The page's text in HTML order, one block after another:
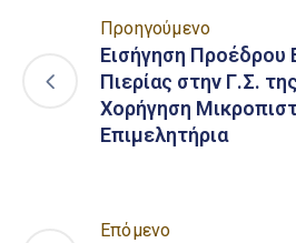
Προηγούμενο
Εισήγηση Προέδρου
Πιερίας στην Γ.Σ.
Χορήγηση
Επιμελητήρια
Επόμενο